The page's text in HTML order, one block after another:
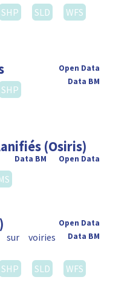
SHP SLD
WFS
Open Data
Data BM
SHP
(Osiris)
Open Data
Data BM
Open Data
Data BM
sur voiries
SHP SLD
WFS